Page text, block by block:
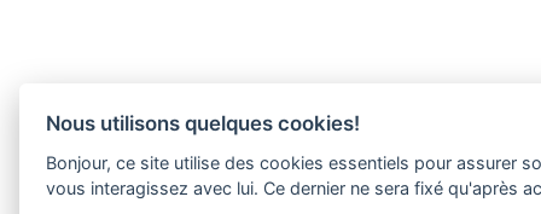
Nous utilisons quelques cookies!
Bonjour, ce site utilise des cookies essentiels pour assurer
vous interagissez avec lui. Ce dernier ne sera fixé qu'après